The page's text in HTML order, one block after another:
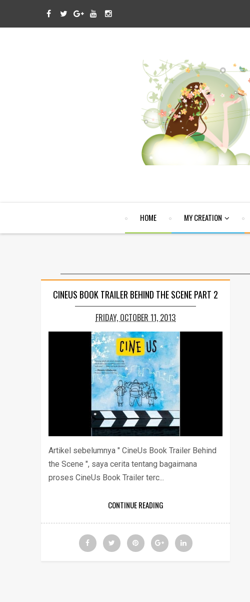
HOME MY CREATION
CINEUS BOOK TRAILER BEHIND THE SCENE PART 2
FRIDAY, OCTOBER 11, 2013
Artikel sebelumnya " CineUs Book Trailer Behind
the Scene ", saya cerita tentang bagaimana
proses CineUs Book Trailer terc...
CONTINUE READING